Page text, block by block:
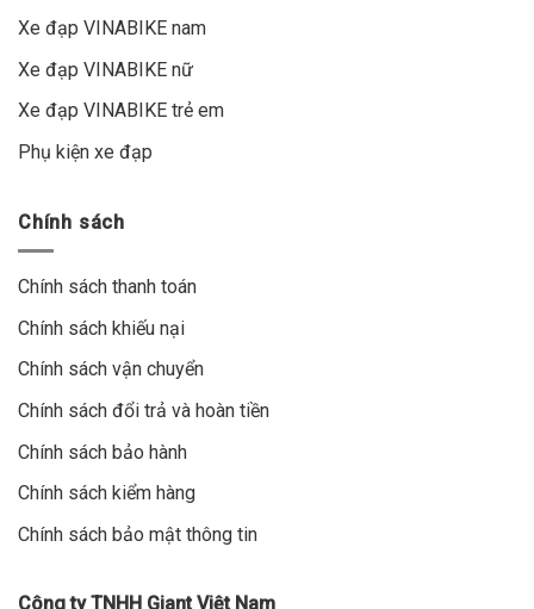
Xe đạp VINABIKE nam
Xe đạp VINABIKE nữ
Xe đạp VINABIKE trẻ em
Phụ kiện xe đạp
Chính sách
Chính sách thanh toán
Chính sách khiếu nại
Chính sách vận chuyển
Chính sách đổi trả và hoàn tiền
Chính sách bảo hành
Chính sách kiểm hàng
Chính sách bảo mật thông tin
Công ty TNHH Giant Việt Nam